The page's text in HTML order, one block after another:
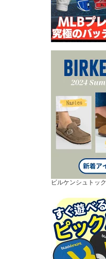
ビルケンシュトック